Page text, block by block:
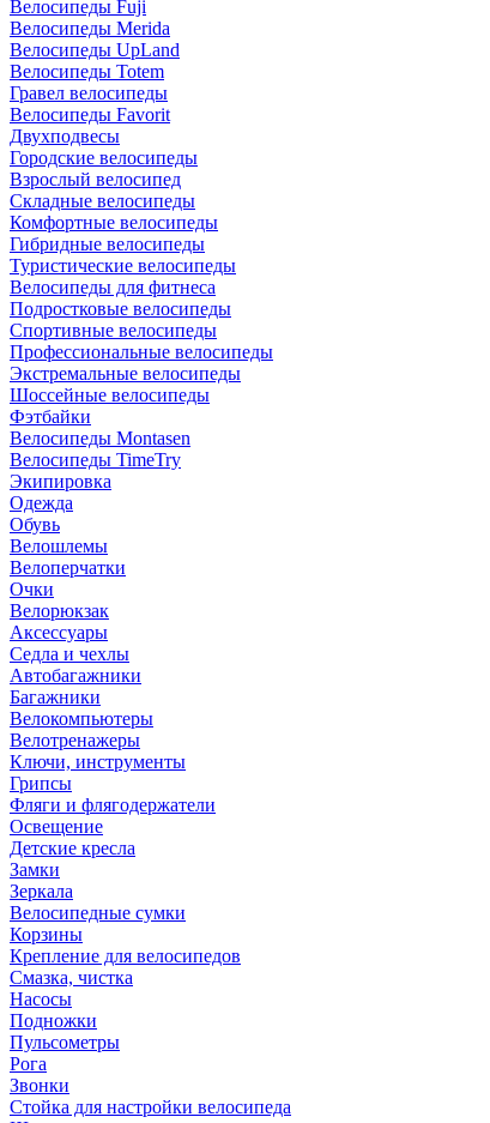
Велосипеды Fuji
Велосипеды Merida
Велосипеды UpLand
Велосипеды Totem
Гравел велосипеды
Велосипеды Favorit
Двухподвесы
Городские велосипеды
Взрослый велосипед
Складные велосипеды
Комфортные велосипеды
Гибридные велосипеды
Туристические велосипеды
Велосипеды для фитнеса
Подростковые велосипеды
Спортивные велосипеды
Профессиональные велосипеды
Экстремальные велосипеды
Шоссейные велосипеды
Фэтбайки
Велосипеды Montasen
Велосипеды TimeTry
Экипировка
Одежда
Обувь
Велошлемы
Велоперчатки
Очки
Велорюкзак
Аксессуары
Седла и чехлы
Автобагажники
Багажники
Велокомпьютеры
Велотренажеры
Ключи, инструменты
Грипсы
Фляги и флягодержатели
Освещение
Детские кресла
Замки
Зеркала
Велосипедные сумки
Корзины
Крепление для велосипедов
Смазка, чистка
Насосы
Подножки
Пульсометры
Рога
Звонки
Стойка для настройки велосипеда